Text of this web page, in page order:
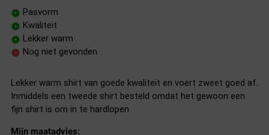
Pasvorm
Kwaliteit
Lekker warm
Nog niet gevonden
Lekker warm shirt van goede kwaliteit en voert zweet goed af.
Inmiddels een tweede shirt besteld omdat het gewoon een
fijn shirt is om in te hardlopen
Mijn maatadvies: